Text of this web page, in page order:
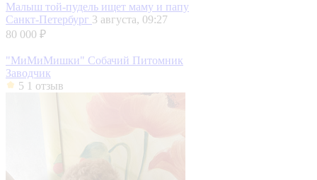
Малыш той-пудель ищет маму и папу
Санкт-Петербург 3 августа, 09:27
80 000 ₽
"МиМиМишки" Собачий Питомник
Заводчик
5 1 отзыв